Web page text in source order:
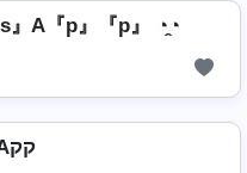
』A『p』『p』 ◔̯◔
WђคՇรAקק